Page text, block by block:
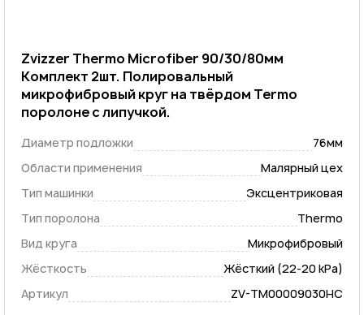
Zvizzer Thermo Microfiber 90/30/80мм
Комплект 2шт. Полировальный
микрофибровый круг на твёрдом Termo
поролоне с липучкой.
Диаметр подложки
76мм
Области применения
Малярный цех
Тип машинки
Эксцентриковая
Тип поролона
Thermo
Вид круга
Микрофибровый
Жёсткость
Жёсткий (22-20 kPa)
Артикул
ZV-TM00009030HC